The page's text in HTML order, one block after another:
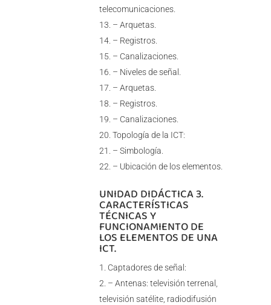
telecomunicaciones.
– Arquetas.
– Registros.
– Canalizaciones.
– Niveles de señal.
– Arquetas.
– Registros.
– Canalizaciones.
Topología de la ICT:
– Simbología.
– Ubicación de los elementos.
UNIDAD DIDÁCTICA 3.
CARACTERÍSTICAS
TÉCNICAS Y
FUNCIONAMIENTO DE
LOS ELEMENTOS DE UNA
ICT.
Captadores de señal:
– Antenas: televisión terrenal,
televisión satélite, radiodifusión